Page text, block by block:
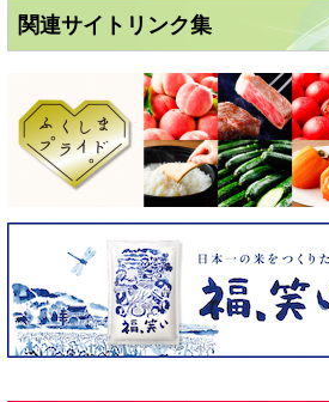
関連サイトリンク集